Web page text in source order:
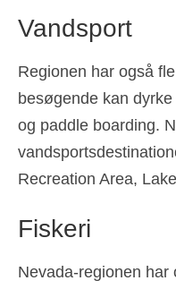
Vandsport
Regionen har også
besøgende kan
og paddle boarding.
Recreation Area,
Fiskeri
Nevada-regionen har